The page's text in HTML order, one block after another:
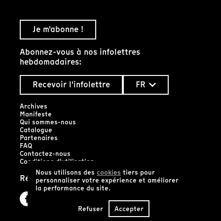
Nous utilisons des cookies tiers pour
personnaliser votre expérience et améliorer
la performance du site.
Refuser Accepter
Je m'abonne !
Abonnez-vous à nos infolettres
hebdomadaires:
Recevoir l'infolettre
FR
Archives
Manifeste
Qui sommes-nous
Catalogue
Partenaires
FAQ
Contactez-nous
Conditions d'utilisation
Réseaux sociaux